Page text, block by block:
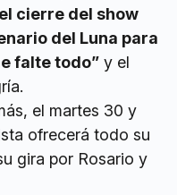
cierre del show
del Luna para
falte todo” y el
el martes 30 y
ofrecerá todo su
gira por Rosario y